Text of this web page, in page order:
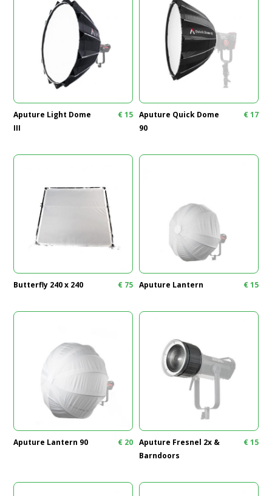
Aputure Light Dome
III
€15 Aputure Quick Dome
90
€17
Butterfly 240 x 240 € 75 Aputure Lantern €15
Aputure Lantern 90 € 20 Aputure Fresnel 2x &
Barndoors
€15